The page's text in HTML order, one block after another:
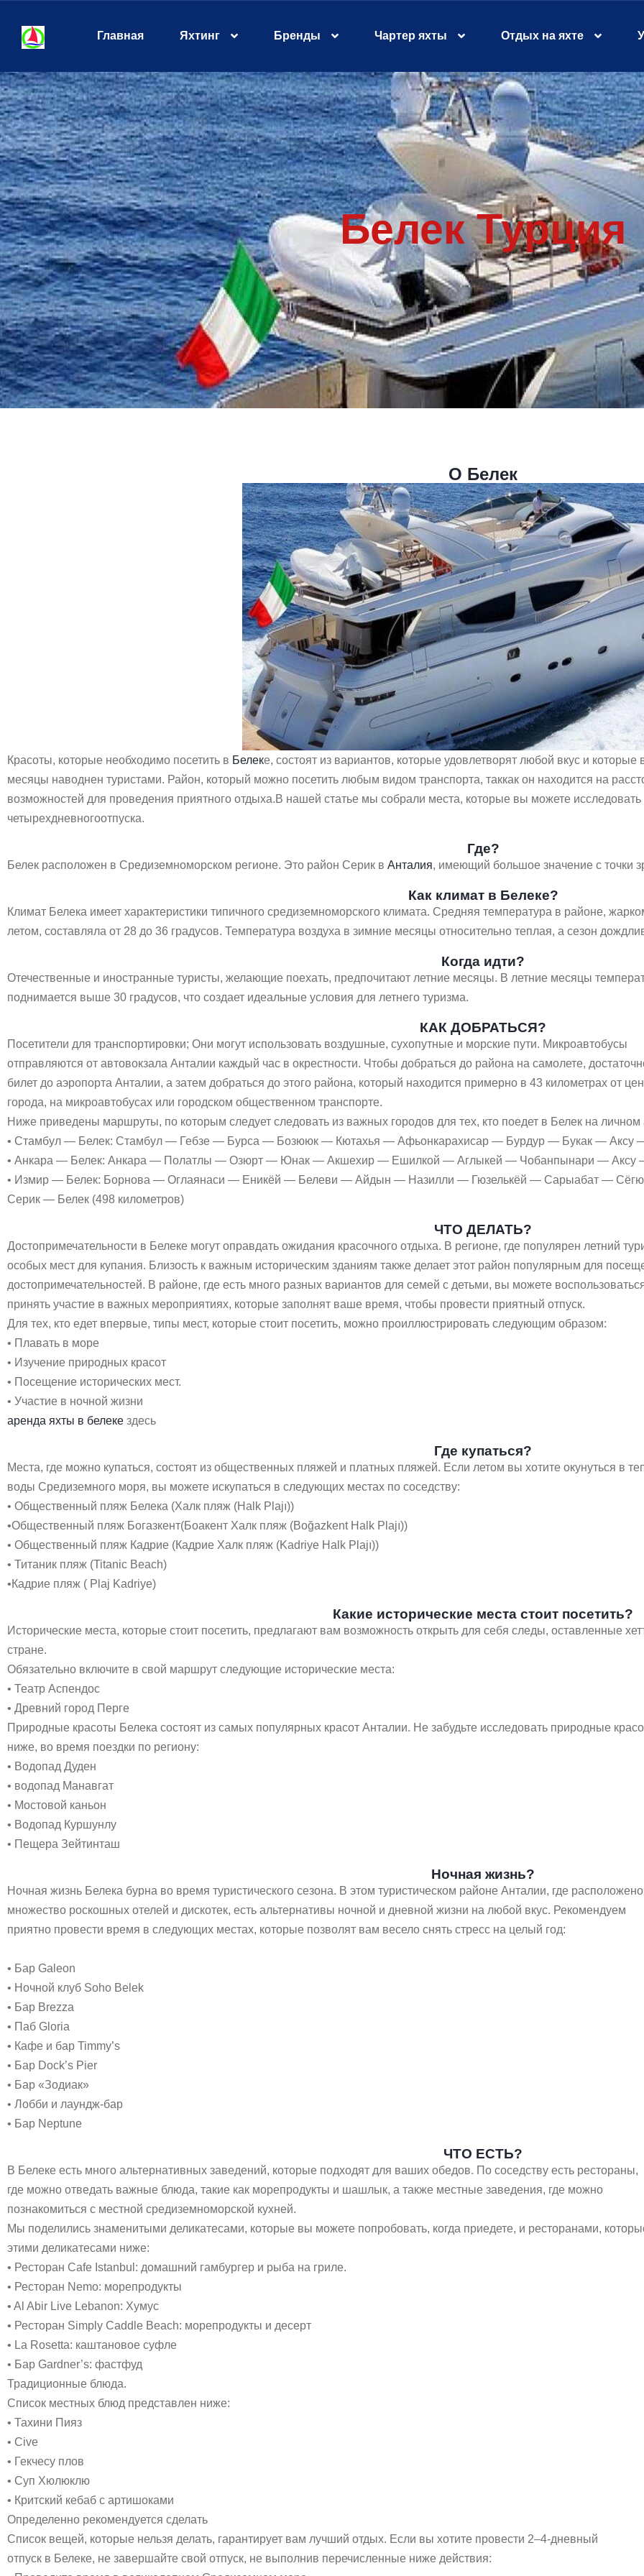
Главная Яхтинг Бренды Чартер яхты Отдых на яхте
Белек Турция
О Белек
Красоты, которые необходимо посетить в Белеке, состоят из вариантов, которые удовлетворят любой вкус и
месяцы наводнен туристами. Район, который можно посетить любым видом транспорта, таккак он находится на
возможностей для проведения приятного отдыха.В нашей статье мы собрали места, которые вы можете исследовать
четырехдневногоотпуска.
Где?
Белек расположен в Средиземноморском регионе. Это район Серик в Анталия, имеющий большое значение с точки
Как климат в Белеке?
Климат Белека имеет характеристики типичного средиземноморского климата. Средняя температура в районе,
летом, составляла от 28 до 36 градусов. Температура воздуха в зимние месяцы относительно теплая, а сезон
Когда идти?
Отечественные и иностранные туристы, желающие поехать, предпочитают летние месяцы. В летние месяцы
поднимается выше 30 градусов, что создает идеальные условия для летнего туризма.
КАК ДОБРАТЬСЯ?
Посетители для транспортировки; Они могут использовать воздушные, сухопутные и морские пути. Микроавтобусы
отправляются от автовокзала Анталии каждый час в окрестности. Чтобы добраться до района на самолете,
билет до аэропорта Анталии, а затем добраться до этого района, который находится примерно в 43 километрах от
города, на микроавтобусах или городском общественном транспорте.
Ниже приведены маршруты, по которым следует следовать из важных городов для тех, кто поедет в Белек на личном
• Стамбул — Белек: Стамбул — Гебзе — Бурса — Бозююк — Кютахья — Афьонкарахисар — Бурдур — Букак — Аксу
• Анкара — Белек: Анкара — Полатлы — Озюрт — Юнак — Акшехир — Ешилкой — Аглыкей — Чобанпынари — Аксу
• Измир — Белек: Борнова — Оглаянаси — Еникёй — Белеви — Айдын — Назилли — Гюзелькёй — Сарыабат —
Серик — Белек (498 километров)
ЧТО ДЕЛАТЬ?
Достопримечательности в Белеке могут оправдать ожидания красочного отдыха. В регионе, где популярен летний
особых мест для купания. Близость к важным историческим зданиям также делает этот район популярным для
достопримечательностей. В районе, где есть много разных вариантов для семей с детьми, вы можете
принять участие в важных мероприятиях, которые заполнят ваше время, чтобы провести приятный отпуск.
Для тех, кто едет впервые, типы мест, которые стоит посетить, можно проиллюстрировать следующим образом:
• Плавать в море
• Изучение природных красот
• Посещение исторических мест.
• Участие в ночной жизни
аренда яхты в белеке здесь
Где купаться?
Места, где можно купаться, состоят из общественных пляжей и платных пляжей. Если летом вы хотите окунуться в
воды Средиземного моря, вы можете искупаться в следующих местах по соседству:
• Общественный пляж Белека (Халк пляж (Halk Plajı))
•Общественный пляж Богазкент(Боакент Халк пляж (Boğazkent Halk Plajı))
• Общественный пляж Кадрие (Кадрие Халк пляж (Kadriye Halk Plajı))
• Титаник пляж (Titanic Beach)
•Кадрие пляж ( Plaj Kadriye)
Какие исторические места стоит посетить?
Исторические места, которые стоит посетить, предлагают вам возможность открыть для себя следы, оставленные
стране.
Обязательно включите в свой маршрут следующие исторические места:
• Театр Аспендос
• Древний город Перге
Природные красоты Белека состоят из самых популярных красот Анталии. Не забудьте исследовать природные
ниже, во время поездки по региону:
• Водопад Дуден
• водопад Манавгат
• Мостовой каньон
• Водопад Куршунлу
• Пещера Зейтинташ
Ночная жизнь?
Ночная жизнь Белека бурна во время туристического сезона. В этом туристическом районе Анталии, где расположено
множество роскошных отелей и дискотек, есть альтернативы ночной и дневной жизни на любой вкус. Рекомендуем
приятно провести время в следующих местах, которые позволят вам весело снять стресс на целый год:
• Бар Galeon
• Ночной клуб Soho Belek
• Бар Brezza
• Паб Gloria
• Кафе и бар Timmy’s
• Бар Dock’s Pier
• Бар «Зодиак»
• Лобби и лаундж-бар
• Бар Neptune
ЧТО ЕСТЬ?
В Белеке есть много альтернативных заведений, которые подходят для ваших обедов. По соседству есть рестораны,
где можно отведать важные блюда, такие как морепродукты и шашлык, а также местные заведения, где можно
познакомиться с местной средиземноморской кухней.
Мы поделились знаменитыми деликатесами, которые вы можете попробовать, когда приедете, и ресторанами,
этими деликатесами ниже:
• Ресторан Cafe Istanbul: домашний гамбургер и рыба на гриле.
• Ресторан Nemo: морепродукты
• Al Abir Live Lebanon: Хумус
• Ресторан Simply Caddle Beach: морепродукты и десерт
• La Rosetta: каштановое суфле
• Бар Gardner’s: фастфуд
Традиционные блюда.
Список местных блюд представлен ниже:
• Тахини Пияз
• Cive
• Гекчесу плов
• Суп Хюлюклю
• Критский кебаб с артишоками
Определенно рекомендуется сделать
Список вещей, которые нельзя делать, гарантирует вам лучший отдых. Если вы хотите провести 2–4-дневный
отпуск в Белеке, не завершайте свой отпуск, не выполнив перечисленные ниже действия: